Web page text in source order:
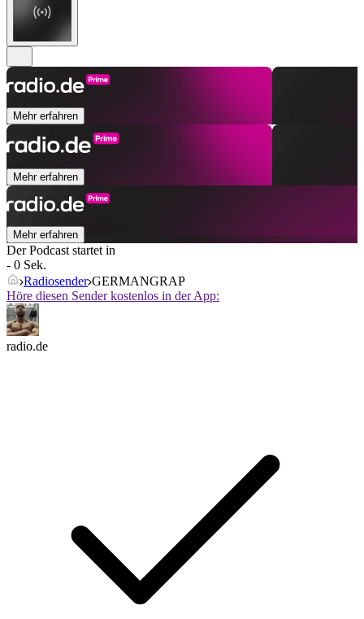
Mehr erfahren
Mehr erfahren
Mehr erfahren
Der Podcast startet in
- 0 Sek.
Radiosender GERMANGRAP
Höre diesen Sender kostenlos in der App:
radio.de